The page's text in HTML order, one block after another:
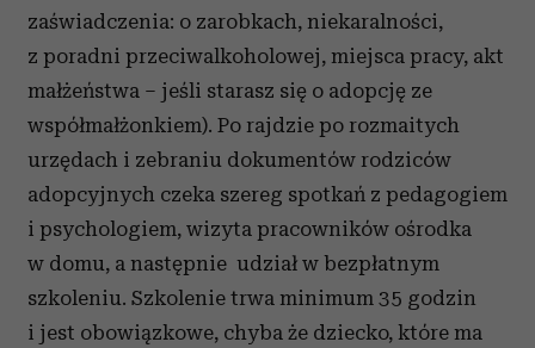
zaświadczenia: o zarobkach, niekaralności,
z poradni przeciwalkoholowej, miejsca pracy, akt
małżeństwa – jeśli starasz się o adopcję ze
współmałżonkiem). Po rajdzie po rozmaitych
urzędach i zebraniu dokumentów rodziców
adopcyjnych czeka szereg spotkań z pedagogiem
i psychologiem, wizyta pracowników ośrodka
w domu, a następnie udział w bezpłatnym
szkoleniu. Szkolenie trwa minimum 35 godzin
i jest obowiązkowe, chyba że dziecko, które ma